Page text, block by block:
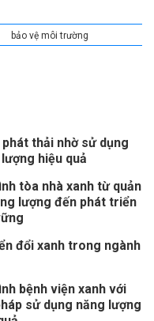
bảo vệ môi trường
phát thải nhờ sử dụng
hiệu quả
tòa nhà xanh từ quản
lượng đến phát triển
đổi xanh trong ngành
bệnh viện xanh với
sử dụng năng lượng